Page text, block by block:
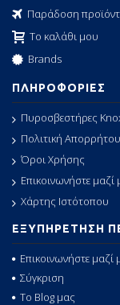
Παράδοση
Το καλάθι μου
Brands
ΠΛΗΡΟΦΟΡΙΕΣ
Πυροσβεστήρες
Πολιτική Απορρήτου
Όροι Χρήσης
Επικοινωνήστε μαζί
Χάρτης Ιστότοπου
ΕΞΥΠΗΡΕΤΗΣΗ
Επικοινωνήστε μαζί
Σύγκριση
Το Blog μας